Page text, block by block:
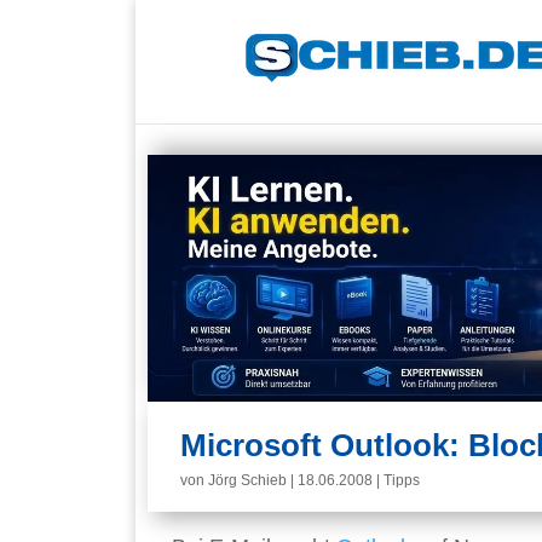
Microsoft Outlook:
von Jörg Schieb 18.06.2008 Tipps